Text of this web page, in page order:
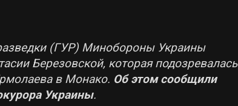
(ГУР) Минобороны Украины
Березовской, которая подозревалась
в Монако. Об этом сообщили
Украины.